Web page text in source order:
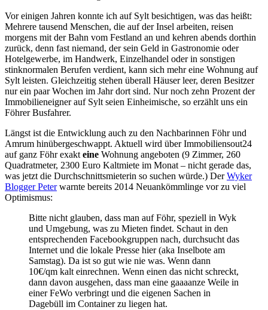
Vor einigen Jahren konnte ich auf Sylt besichtigen, was das heißt:
Mehrere tausend Menschen, die auf der Insel arbeiten, reisen
morgens mit der Bahn vom Festland an und kehren abends dorthin
zurück, denn fast niemand, der sein Geld in Gastronomie oder
Hotelgewerbe, im Handwerk, Einzelhandel oder in sonstigen
stinknormalen Berufen verdient, kann sich mehr eine Wohnung auf
Sylt leisten. Gleichzeitig stehen überall Häuser leer, deren Besitzer
nur ein paar Wochen im Jahr dort sind. Nur noch zehn Prozent der
Immobilieneigner auf Sylt seien Einheimische, so erzählt uns ein
Föhrer Busfahrer.
Längst ist die Entwicklung auch zu den Nachbarinnen Föhr und
Amrum hinübergeschwappt. Aktuell wird über Immobiliensout24
auf ganz Föhr exakt eine Wohnung angeboten (9 Zimmer, 260
Quadratmeter, 2300 Euro Kaltmiete im Monat – nicht gerade das,
was jetzt die Durchschnittsmieterin so suchen würde.) DerWyker
Blogger Peterwarnte bereits 2014 Neuankömmlinge vor zu viel
Optimismus:
Bitte nicht glauben, dass man auf Föhr, speziell in Wyk
und Umgebung, was zu Mieten findet. Schaut in den
entsprechenden Facebookgruppen nach, durchsucht das
Internet und die lokale Presse hier (aka Inselbote am
Samstag). Da ist so gut wie nie was. Wenn dann
10€/qm kalt einrechnen. Wenn einen das nicht schreckt,
dann davon ausgehen, dass man eine gaaaanze Weile in
einer FeWo verbringt und die eigenen Sachen in
Dagebüll im Container zu liegen hat.